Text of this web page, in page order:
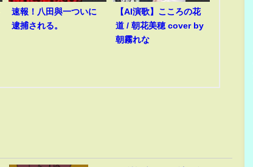
速報！八田與一ついに
逮捕される。
【AI演歌】こころの花
道 / 朝花美穂 cover by
朝霧れな